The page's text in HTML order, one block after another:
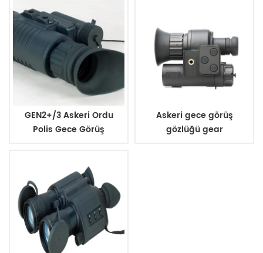
GEN2+/3 Askeri Ordu
Polis Gece Görüş
Askeri gece görüş
gözlüğü gear